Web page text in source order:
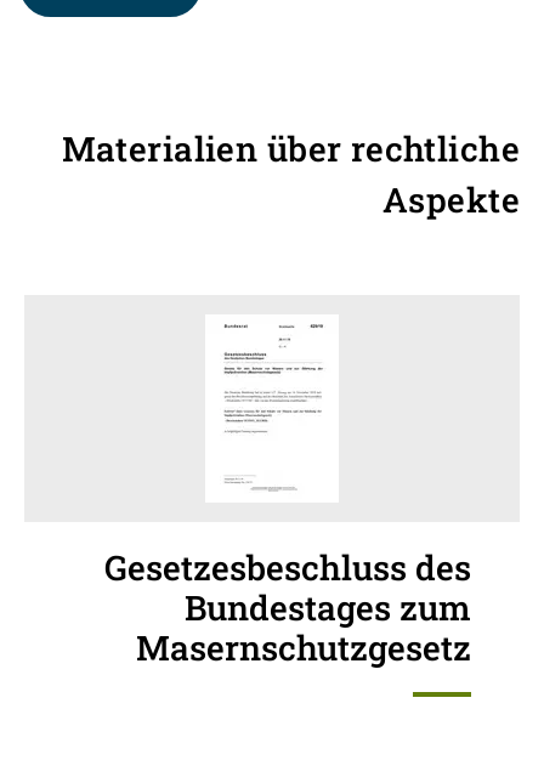
Materialien über rechtliche
Aspekte
Gesetzesbeschluss des
Bundestages zum
Masernschutzgesetz